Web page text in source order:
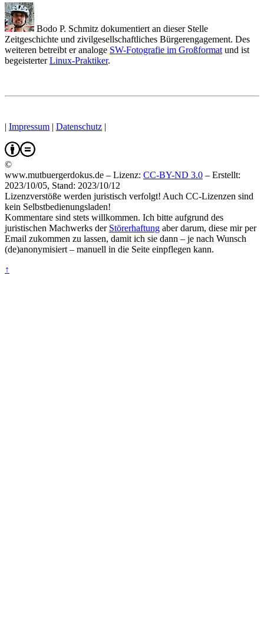
Bodo P. Schmitz dokumentiert an dieser Stelle
Zeitgeschichte und zivilgesellschaftliches Bürgerengagement. Des
weiteren betreibt er analoge SW-Fotografie im Großformatund ist
begeisterterLinux-Praktiker.
| Impressum | Datenschutz |
©
www.mutbuergerdokus.de – Lizenz: CC-BY-ND 3.0 – Erstellt:
2023/10/05, Stand: 2023/10/12
Lizenzverstöße werden juristisch verfolgt! Auch CC-Lizenzen sind
kein Selbstbedienungsladen!
Kommentare sind stets willkommen. Ich bitte aufgrund des
juristischen Machwerks der Störerhaftung aber darum, diese mir per
Email zukommen zu lassen, damit ich sie dann – je nach Wunsch
(de)anonymisiert – manuell in die Seite einpflegen kann.
↑